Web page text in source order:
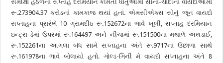
સમીક્ષા હેઠળના સપ્તાહ દરમિયાન કીમતી ધાતુઓમાં સોના-ચાંદીના વાયદાઓમાં
રૂ.273904.37 કરોડનાં કામકાજ થયાં હતાં. એમસીએક્સ સોનું જૂન વાયદો
સપ્તાહના પ્રારંભે 10 ગ્રામદીઠ રૂ.152672ના ભાવે ખૂલી, સપ્તાહ દરમિયાન
ઇન્ટ્રા-ડેમાં ઉપરમાં રૂ.164497 અને નીચામાં રૂ.151500ના મથાળે અથડાઈ,
રૂ.152261ના આગલા બંધ સામે સપ્તાહના અંતે રૂ.9717ના ઉછાળા સાથે
રૂ.161978ના ભાવે બોલાયો હતો. ગોલ્ડ-ગિની મે વાયદો સપ્તાહના અંતે 8